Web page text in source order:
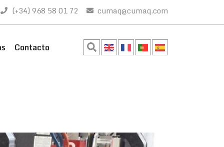
(+34) 968 58 01 72 cumaq@cumaq.com
Contacto